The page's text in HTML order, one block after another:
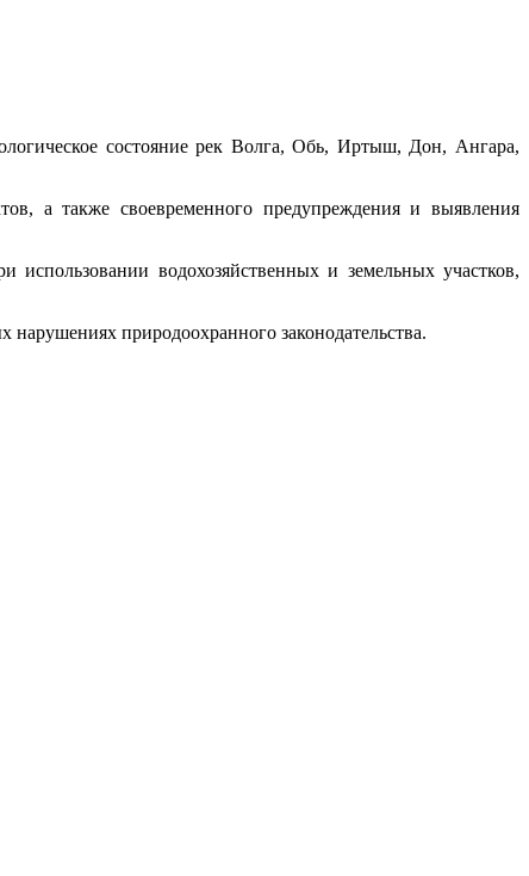
состояние рек Волга, Обь, Иртыш, Дон, Ангара,
а также своевременного предупреждения и выявления
водохозяйственных и земельных участков,
природоохранного законодательства.